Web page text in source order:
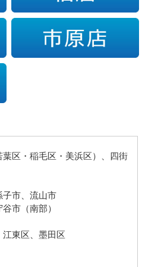
区・稲毛区・美浜区）、四街
市、流山市
市（南部）
東区、墨田区